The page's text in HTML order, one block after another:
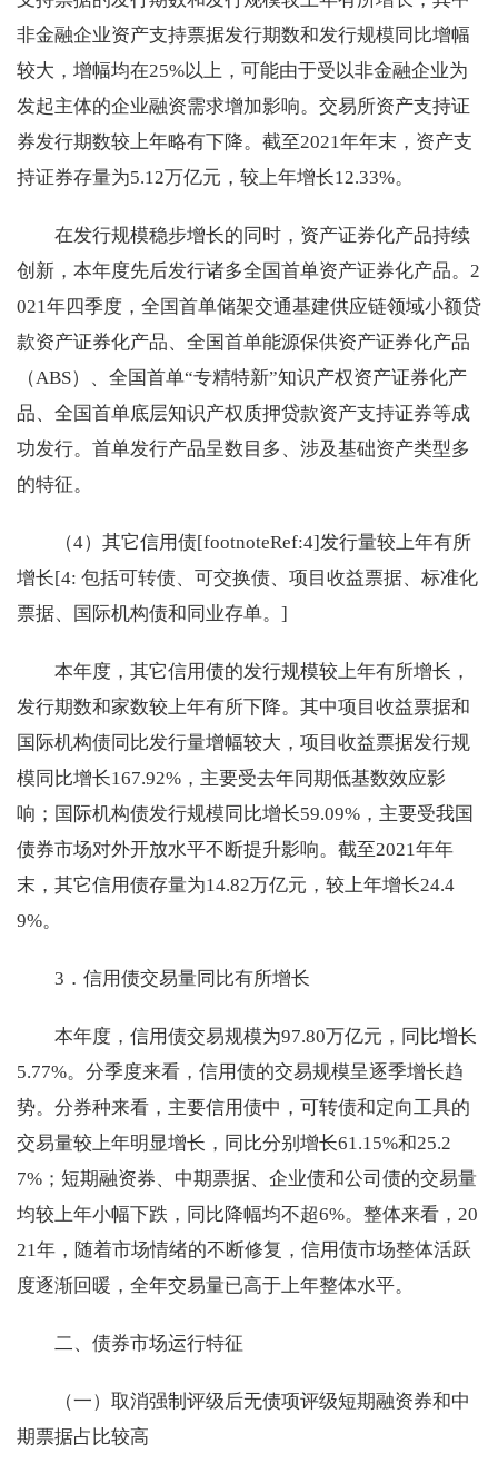
非金融企业资产支持票据发行期数和发行规模同比增幅
较大，增幅均在25%以上，可能由于受以非金融企业为
发起主体的企业融资需求增加影响。交易所资产支持证
券发行期数较上年略有下降。截至2021年年末，资产支
持证券存量为5.12万亿元，较上年增长12.33%。
在发行规模稳步增长的同时，资产证券化产品持续
创新，本年度先后发行诸多全国首单资产证券化产品。2
021年四季度，全国首单储架交通基建供应链领域小额贷
款资产证券化产品、全国首单能源保供资产证券化产品
（ABS）、全国首单“专精特新”知识产权资产证券化产
品、全国首单底层知识产权质押贷款资产支持证券等成
功发行。首单发行产品呈数目多、涉及基础资产类型多
的特征。
（4）其它信用债[footnoteRef:4]发行量较上年有所
增长[4: 包括可转债、可交换债、项目收益票据、标准化
票据、国际机构债和同业存单。]
本年度，其它信用债的发行规模较上年有所增长，
发行期数和家数较上年有所下降。其中项目收益票据和
国际机构债同比发行量增幅较大，项目收益票据发行规
模同比增长167.92%，主要受去年同期低基数效应影
响；国际机构债发行规模同比增长59.09%，主要受我国
债券市场对外开放水平不断提升影响。截至2021年年
末，其它信用债存量为14.82万亿元，较上年增长24.4
9%。
3．信用债交易量同比有所增长
本年度，信用债交易规模为97.80万亿元，同比增长
5.77%。分季度来看，信用债的交易规模呈逐季增长趋
势。分券种来看，主要信用债中，可转债和定向工具的
交易量较上年明显增长，同比分别增长61.15%和25.2
7%；短期融资券、中期票据、企业债和公司债的交易量
均较上年小幅下跌，同比降幅均不超6%。整体来看，20
21年，随着市场情绪的不断修复，信用债市场整体活跃
度逐渐回暖，全年交易量已高于上年整体水平。
二、债券市场运行特征
（一）取消强制评级后无债项评级短期融资券和中
期票据占比较高